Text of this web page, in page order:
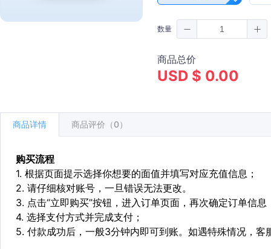
数量
商品总价
USD $ 0.00
商品详情 商品评价（0）
购买流程
1. 根据页面提示选择你想要的面值并填写对应充值信息；
2. 请仔细核对账号，一旦错误无法更改。
3. 点击“立即购买”按钮，进入订单页面，再次确定订单信息
4. 选择支付方式并完成支付；
5. 付款成功后，一般3分钟内即可到账。如遇特殊情况，